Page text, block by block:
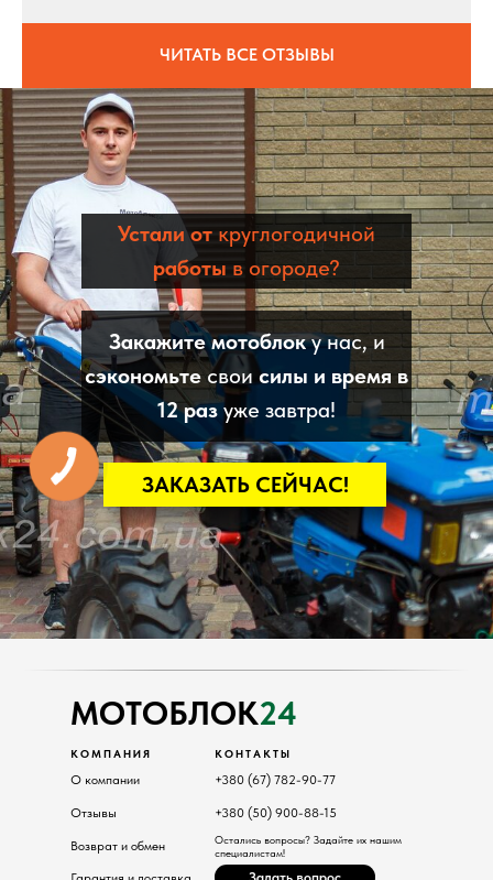
ЧИТАТЬ ВСЕ ОТЗЫВЫ
ЗАКАЗАТЬ СЕЙЧАС!
Закажите мотоблоку нас, и
сэкономьтесвои силы и время в
12 разуже завтра!
Устали от круглогодичной
работы в огороде?
О компании
Возврат и обмен
КОМПАНИЯ
+380 (67) 782-90-77
КОНТАКТЫ
МОТОБЛОК24
Мотоблоки
Культиваторы
Навесное
КАТАЛОГ
Отзывы +380 (50) 900-88-15
Остались вопросы? Задайте их нашим
специалистам!